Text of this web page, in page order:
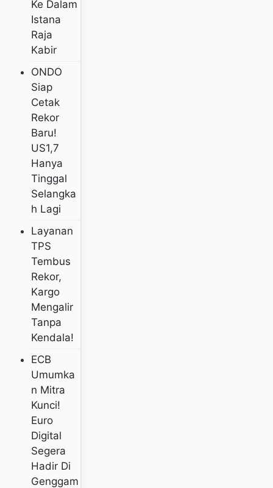
Ke Dalam
Istana
Raja
Kabir
ONDO
Siap
Cetak
Rekor
Baru!
US1,7
Hanya
Tinggal
Selangka
H Lagi
Layanan
TPS
Tembus
Rekor,
Kargo
Mengalir
Tanpa
Kendala!
ECB
Umumka
N Mitra
Kunci!
Euro
Digital
Segera
Hadir Di
Genggam